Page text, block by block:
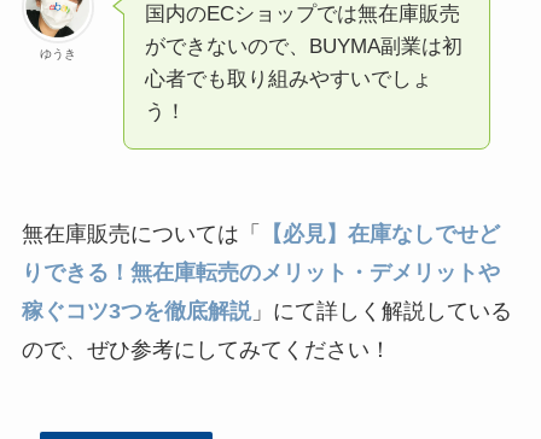
ゆうき
国内のECショップでは無在庫販売
ができないので、BUYMA副業は初
心者でも取り組みやすいでしょ
う！
無在庫販売については「
【必見】在庫なしでせど
りできる！無在庫転売のメリット・デメリットや
稼ぐコツ3つを徹底解説」にて詳しく解説している
ので、ぜひ参考にしてみてください！